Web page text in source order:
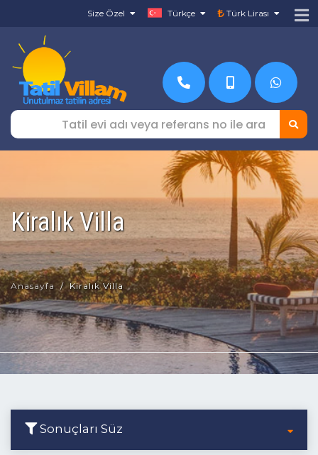
Size Özel Türkçe Türk Lirası
Kiralık Villa
Anasayfa Kiralık Villa
Sonuçları Süz